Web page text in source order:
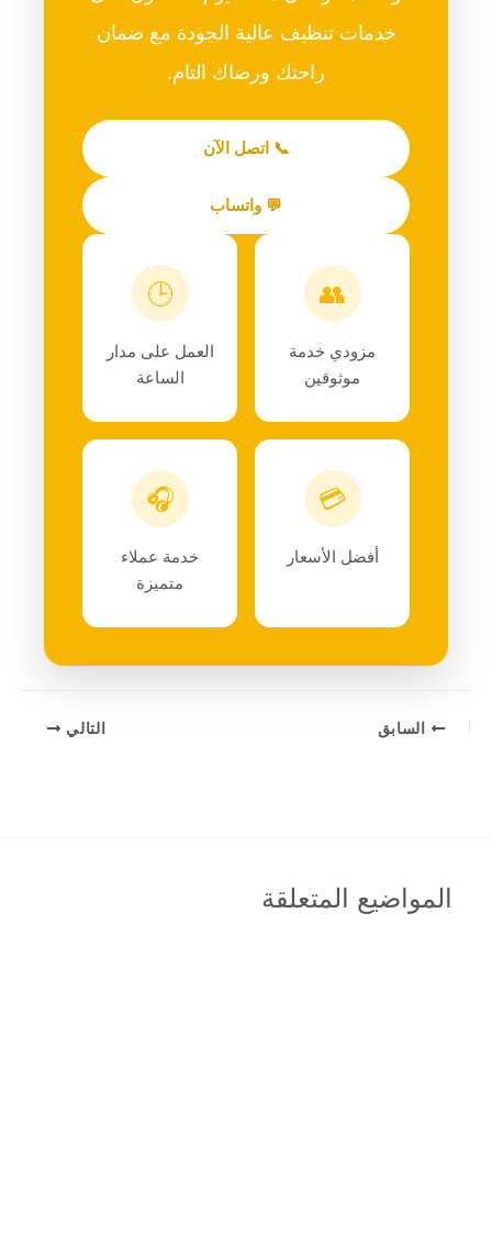
👥
مزودي خدمة
موثوقين
🕒
العمل على مدار
الساعة
💳
أفضل الأسعار
🎧
خدمة عملاء
متميزة
خدمات تنظيف عالية الجودة مع ضمان
راحتك ورضاك التام.
📞 اتصل الآن
💬 واتساب
السابق التالي
المواضيع المتعلقة